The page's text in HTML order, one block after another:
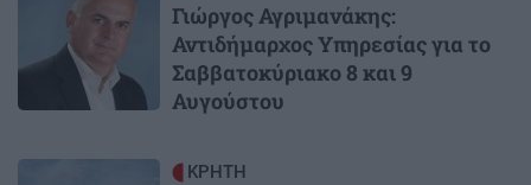
Γιώργος Αγριμανάκης:
Αντιδήμαρχος Υπηρεσίας για το
Σαββατοκύριακο 8 και 9
Αυγούστου
ΚΡΗΤΗ